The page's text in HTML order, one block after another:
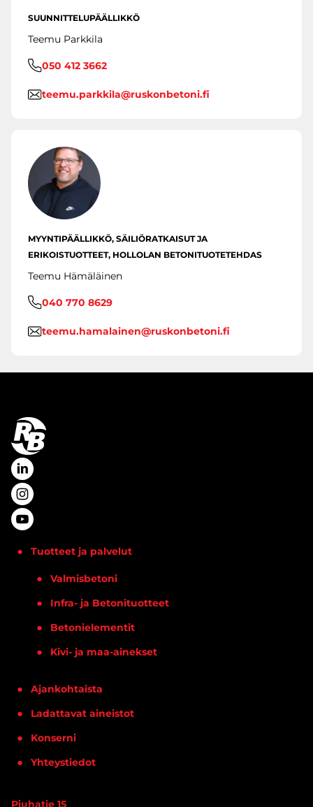
SUUNNITTELUPÄÄLLIKKÖ
Teemu Parkkila
050 412 3662
teemu.parkkila@ruskonbetoni.fi
MYYNTIPÄÄLLIKKÖ, SÄILIÖRATKAISUT JA
ERIKOISTUOTTEET, HOLLOLAN BETONITUOTETEHDAS
Teemu Hämäläinen
040 770 8629
teemu.hamalainen@ruskonbetoni.fi
Tuotteet ja palvelut
Valmisbetoni
Infra- ja Betonituotteet
Betonielementit
Kivi- ja maa-ainekset
Ajankohtaista
Ladattavat aineistot
Konserni
Yhteystiedot
Piuhatie 15